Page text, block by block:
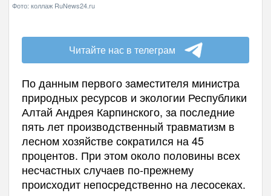
Фото: коллаж RuNews24.ru
Читайте нас в телеграм
По данным первого заместителя министра
природных ресурсов и экологии Республики
Алтай Андрея Карпинского, за последние
пять лет производственный травматизм в
лесном хозяйстве сократился на 45
процентов. При этом около половины всех
несчастных случаев по-прежнему
происходит непосредственно на лесосеках.